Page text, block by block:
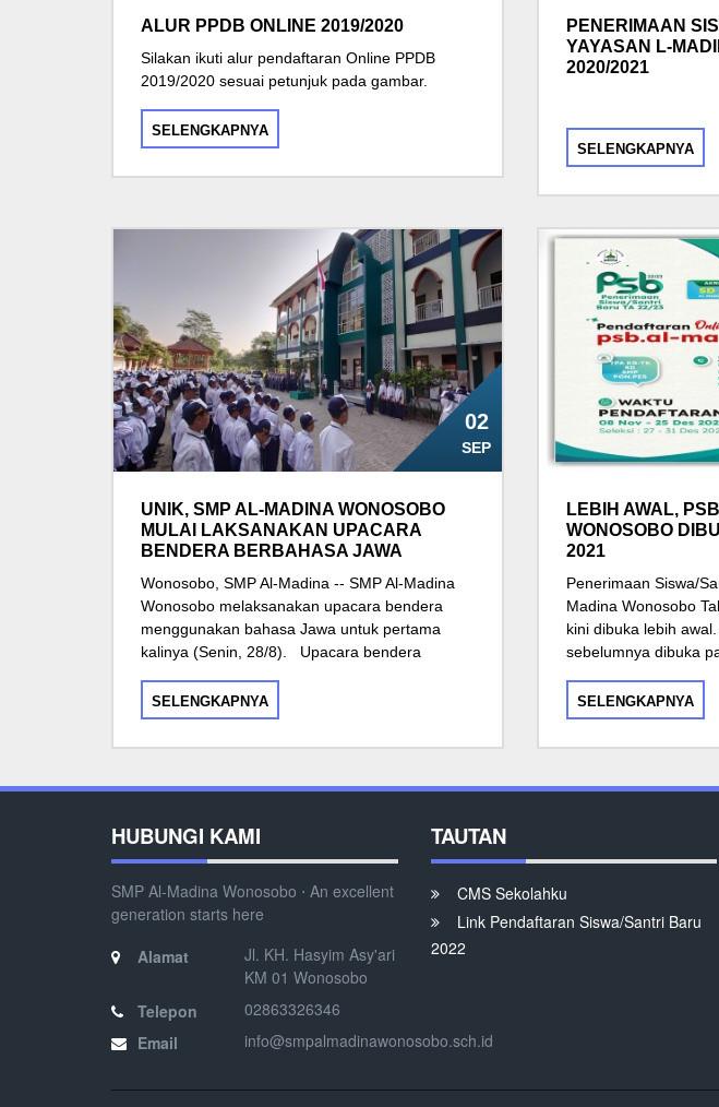
ALUR PPDB ONLINE 2019/2020
Silakan ikuti alur pendaftaran Online PPDB
2019/2020 sesuai petunjuk pada gambar.
SELENGKAPNYA
PENERIMAAN
YAYASAN L-
2020/2021
SELENGKAPNYA
02
SEP
UNIK, SMP AL-MADINA WONOSOBO
MULAI LAKSANAKAN UPACARA
BENDERA BERBAHASA JAWA
Wonosobo, SMP Al-Madina -- SMP Al-Madina
Wonosobo melaksanakan upacara bendera
menggunakan bahasa Jawa untuk pertama
kalinya (Senin, 28/8). Upacara bendera
SELENGKAPNYA
LEBIH AWAL,
WONOSOBO
2021
Penerimaan Siswa/
Madina Wonosobo
kini dibuka lebih
sebelumnya dibuka
SELENGKAPNYA
HUBUNGI KAMI
SMP Al-Madina Wonosobo ⋅ An excellent
generation starts here
Alamat
Jl. KH. Hasyim Asy'ari
KM 01 Wonosobo
Telepon
02863326346
Email
info@smpalmadinawonosobo.sch.id
TAUTAN
CMS Sekolahku
Link Pendaftaran Siswa/Santri Baru
2022